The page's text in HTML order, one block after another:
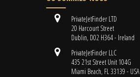
PrivateJetFinder LTD
20 Harcourt Street
Dublin, D02 H364 - Ireland
PrivateJetFinder LLC
435 21st Street Unit 104G
Miami Beach, FL 33139 - USA